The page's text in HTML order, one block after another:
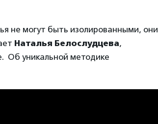
не могут быть изолированными, они
Наталья Белослудцева,
Об уникальной методике